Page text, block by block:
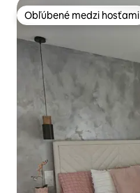
Obľúbené medzi hosťami
Obľúbené medzi hosťami